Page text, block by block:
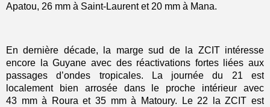
Apatou, 26 mm à Saint-Laurent et 20 mm à Mana.
En dernière décade, la marge sud de la ZCIT intéresse
encore la Guyane avec des réactivations fortes liées aux
passages d’ondes tropicales. La journée du 21 est
localement bien arrosée dans le proche intérieur avec
43 mm à Roura et 35 mm à Matoury. Le 22 la ZCIT est